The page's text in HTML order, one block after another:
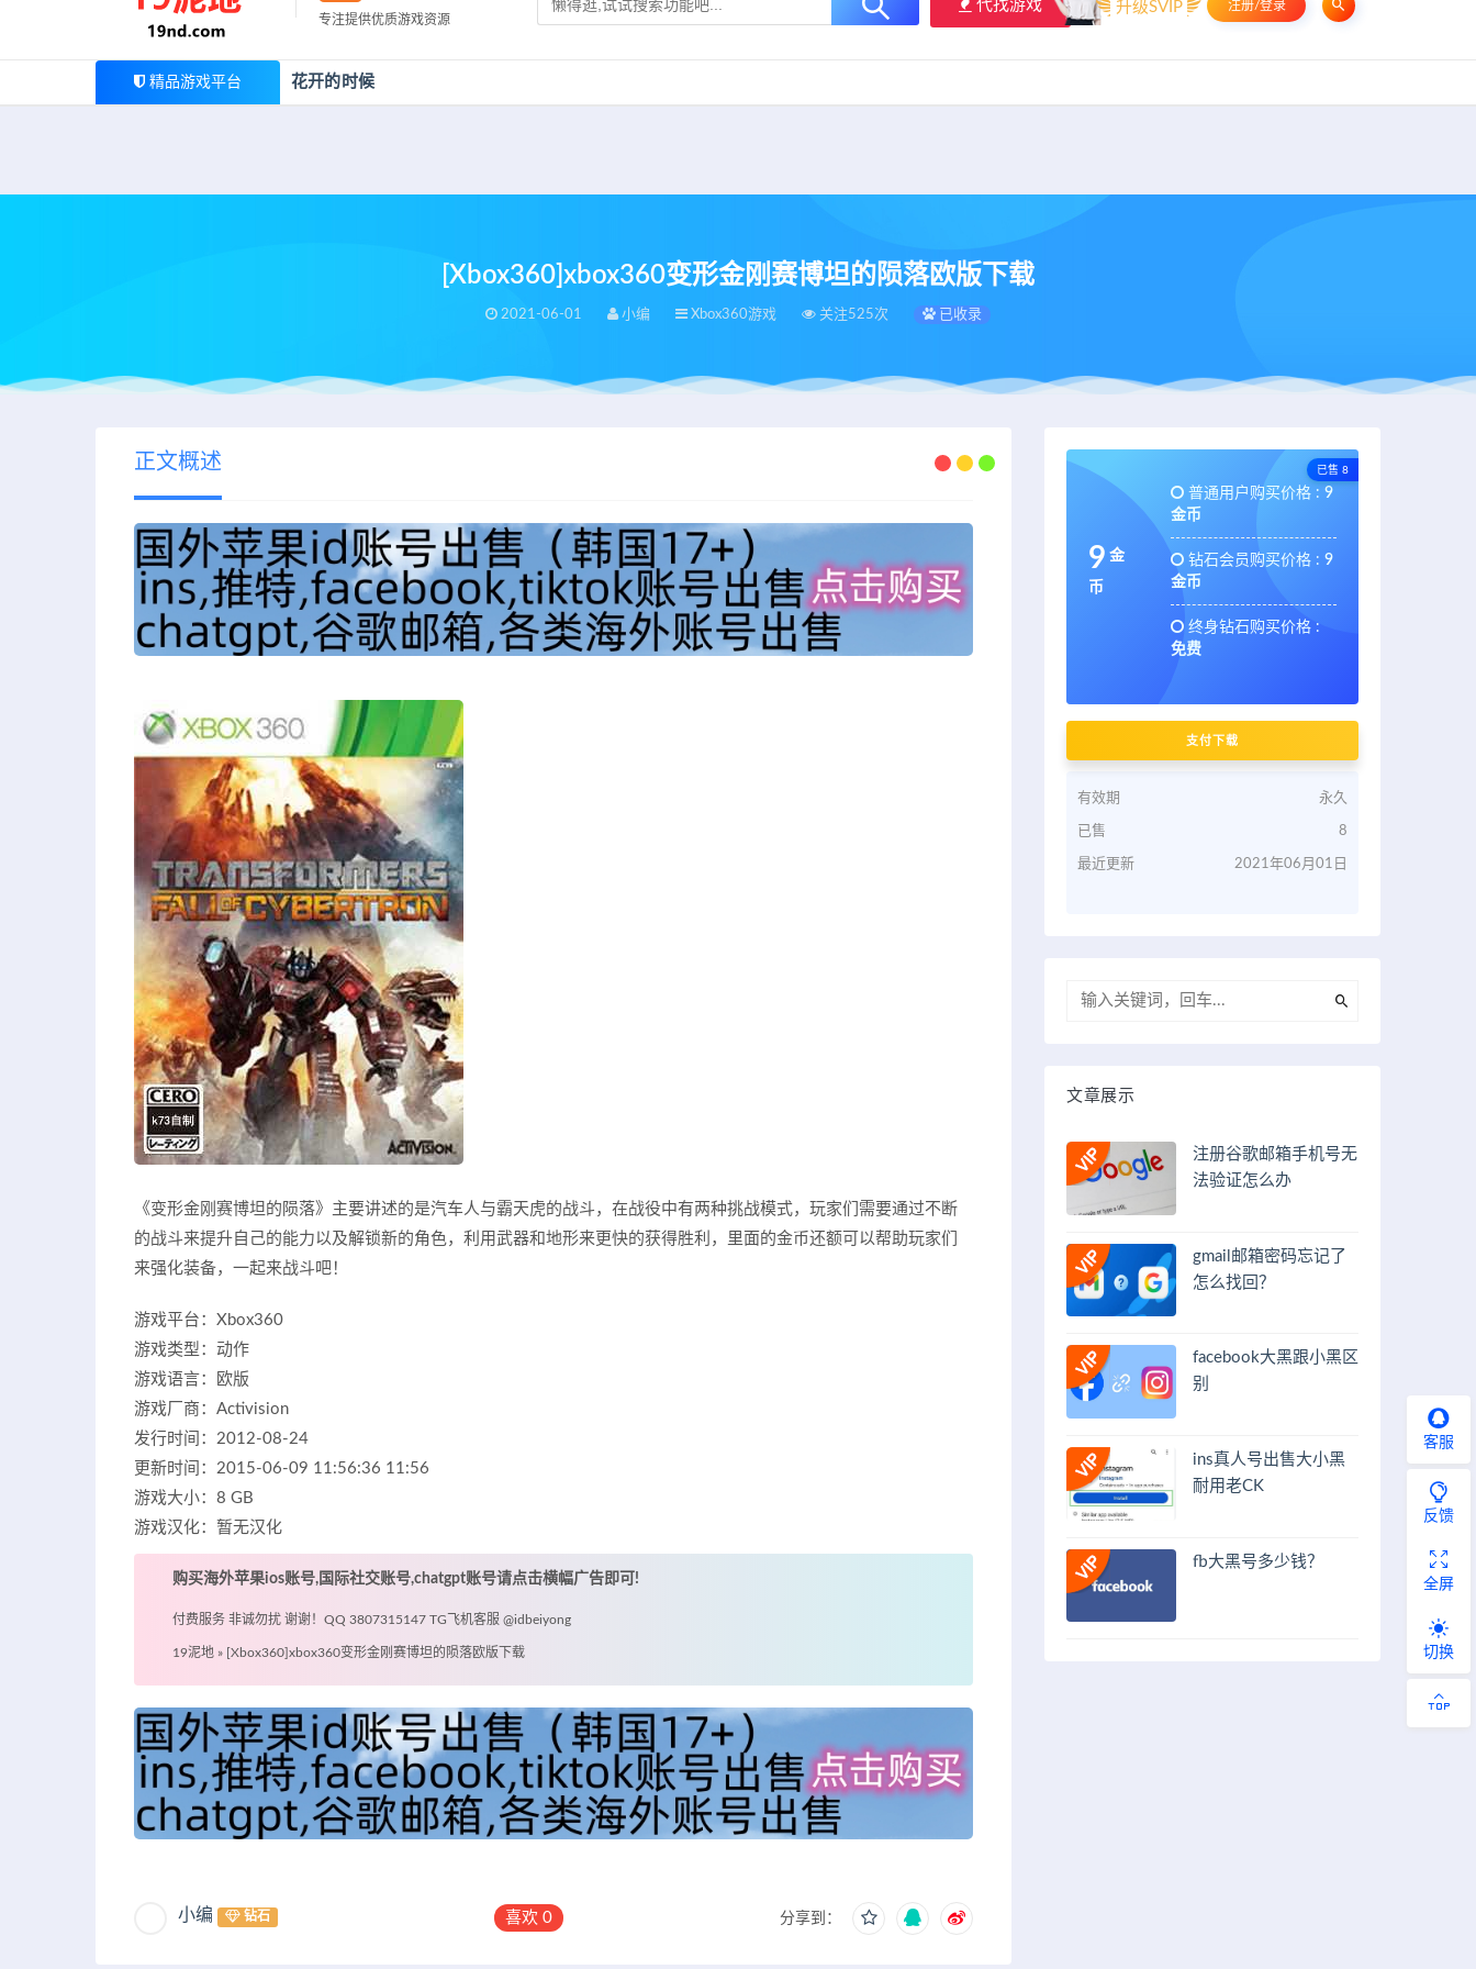
欢迎您光临19泥地，本站一家大型游戏资源整合站，为广大用户提供最新、最优质的资源下载！ 热门标签 资源专题 资源存档
专注提供优质游戏资源
代找游戏 升级SVIP 注册/登录
精品游戏平台 花开的时候
[Xbox360]xbox360变形金刚赛博坦的陨落欧版下载
2021-06-01 小编 Xbox360游戏 关注525次 已收录
正文概述
《变形金刚赛博坦的陨落》主要讲述的是汽车人与霸天虎的战斗，在战役中有两种挑战模式，玩家们需要通过不断
的战斗来提升自己的能力以及解锁新的角色，利用武器和地形来更快的获得胜利，里面的金币还额可以帮助玩家们
来强化装备，一起来战斗吧！
游戏平台：Xbox360
游戏类型：动作
游戏语言：欧版
游戏厂商：Activision
发行时间：2012-08-24
更新时间：2015-06-09 11:56:36 11:56
游戏大小：8 GB
游戏汉化：暂无汉化
购买海外苹果ios账号,国际社交账号,chatgpt账号请点击横幅广告即可!
付费服务 非诚勿扰 谢谢！QQ 3807315147 TG飞机客服 @idbeiyong
19泥地 » [Xbox360]xbox360变形金刚赛博坦的陨落欧版下载
小编 钻石 喜欢0 分享到：
已售 8
9 金
币
普通用户购买价格 : 9
金币
钻石会员购买价格 : 9
金币
终身钻石购买价格 :
免费
支付下载
有效期 永久
已售 8
最近更新 2021年06月01日
文章展示
注册谷歌邮箱手机号无
法验证怎么办
gmail邮箱密码忘记了
怎么找回？
facebook大黑跟小黑区
别
ins真人号出售大小黑
耐用老CK
fb大黑号多少钱？
客服
反馈
全屏
切换